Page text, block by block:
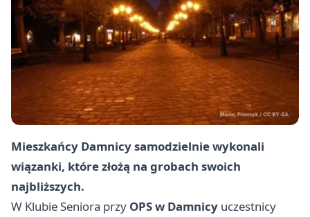
Mieszkańcy Damnicy samodzielnie wykonali
wiązanki, które złożą na grobach swoich
najbliższych.
W Klubie Seniora przy OPS w Damnicy uczestnicy